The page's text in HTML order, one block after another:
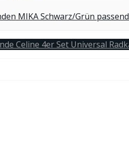
MIKA Schwarz/Grün
Celine 4er Set Universal